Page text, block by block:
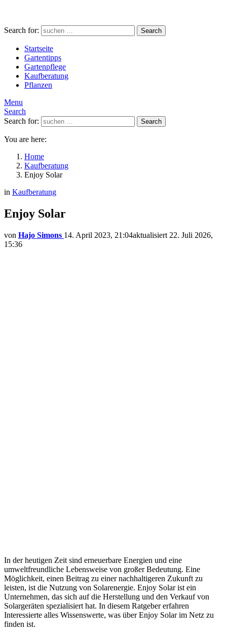
Search for: Search
Startseite
Gartentipps
Gartenpflege
Kaufberatung
Pflanzen
Menu
Search
Search for:
Search
You are here:
Home
Kaufberatung
Enjoy Solar
in Kaufberatung
Enjoy Solar
von Hajo Simons 14. April 2023, 21:04aktualisiert 22. Juli 2026,
15:36
In der heutigen Zeit sind erneuerbare Energien und eine
umweltfreundliche Lebensweise von großer Bedeutung. Eine
Möglichkeit, einen Beitrag zu einer nachhaltigeren Zukunft zu
leisten, ist die Nutzung von Solarenergie. Enjoy Solar ist ein
Unternehmen, das sich auf die Herstellung und den Verkauf von
Solargeräten spezialisiert hat. In diesem Ratgeber erfahren
Interessierte alles Wissenswerte, was über Enjoy Solar im Netz zu
finden ist.